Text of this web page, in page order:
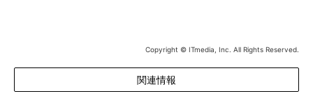
Copyright © ITmedia, Inc. All Rights Reserved.
関連情報